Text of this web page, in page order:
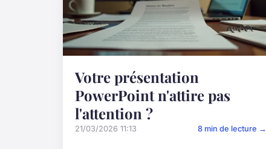
Votre présentation
PowerPoint n'attire pas
l'attention ?
21/03/2026 11:13 8 min de lecture →